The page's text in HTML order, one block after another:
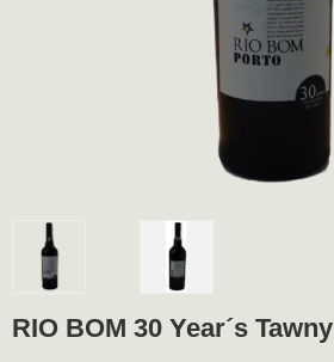
RIO BOM 30 Year´s Tawny